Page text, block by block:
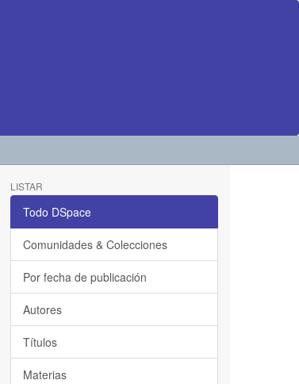
LISTAR
Todo DSpace
Comunidades & Colecciones
Por fecha de publicación
Autores
Títulos
Materias